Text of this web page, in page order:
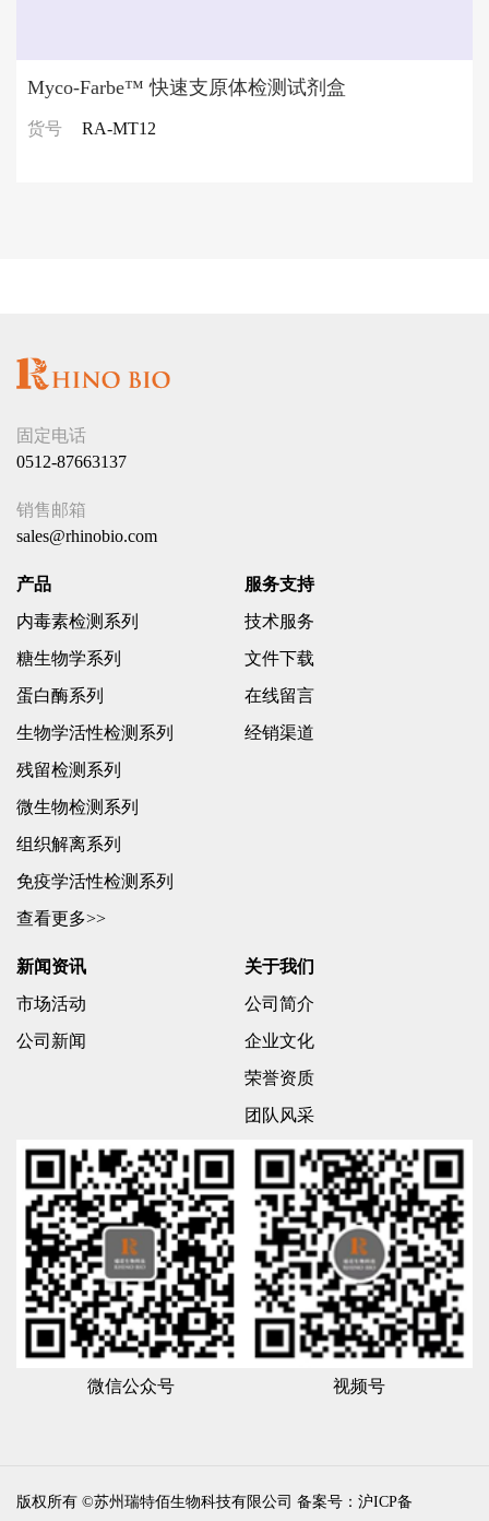
Myco-Farbe™ 快速支原体检测试剂盒
货号 RA-MT12
固定电话
0512-87663137
销售邮箱
sales@rhinobio.com
产品
内毒素检测系列
糖生物学系列
蛋白酶系列
生物学活性检测系列
残留检测系列
微生物检测系列
组织解离系列
免疫学活性检测系列
查看更多>>
服务支持
技术服务
文件下载
在线留言
经销渠道
新闻资讯
市场活动
公司新闻
关于我们
公司简介
企业文化
荣誉资质
团队风采
微信公众号 视频号
版权所有 ©苏州瑞特佰生物科技有限公司 备案号：沪ICP备